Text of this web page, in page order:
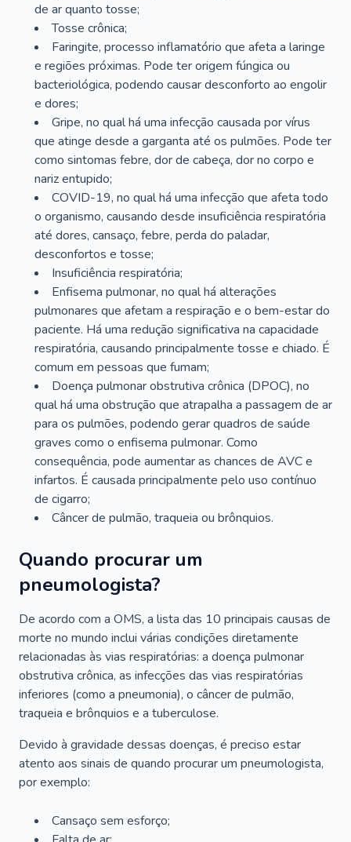
de ar quanto tosse;
Tosse crônica;
Faringite, processo inflamatório que afeta a laringe
e regiões próximas. Pode ter origem fúngica ou
bacteriológica, podendo causar desconforto ao engolir
e dores;
Gripe, no qual há uma infecção causada por vírus
que atinge desde a garganta até os pulmões. Pode ter
como sintomas febre, dor de cabeça, dor no corpo e
nariz entupido;
COVID-19, no qual há uma infecção que afeta todo
o organismo, causando desde insuficiência respiratória
até dores, cansaço, febre, perda do paladar,
desconfortos e tosse;
Insuficiência respiratória;
Enfisema pulmonar, no qual há alterações
pulmonares que afetam a respiração e o bem-estar do
paciente. Há uma redução significativa na capacidade
respiratória, causando principalmente tosse e chiado. É
comum em pessoas que fumam;
Doença pulmonar obstrutiva crônica (DPOC), no
qual há uma obstrução que atrapalha a passagem de ar
para os pulmões, podendo gerar quadros de saúde
graves como o enfisema pulmonar. Como
consequência, pode aumentar as chances de AVC e
infartos. É causada principalmente pelo uso contínuo
de cigarro;
Câncer de pulmão, traqueia ou brônquios.
Quando procurar um
pneumologista?
De acordo com a OMS, a lista das 10 principais causas de
morte no mundo inclui várias condições diretamente
relacionadas às vias respiratórias: a doença pulmonar
obstrutiva crônica, as infecções das vias respiratórias
inferiores (como a pneumonia), o câncer de pulmão,
traqueia e brônquios e a tuberculose.
Devido à gravidade dessas doenças, é preciso estar
atento aos sinais de quando procurar um pneumologista,
por exemplo:
Cansaço sem esforço;